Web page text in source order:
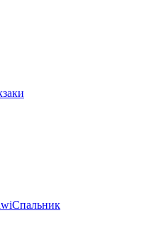
Спальник